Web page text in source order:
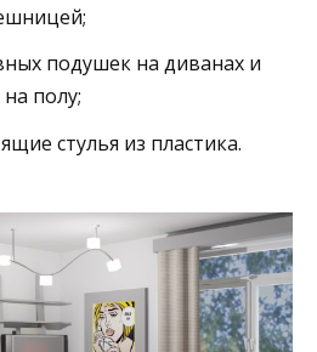
подушек на диванах и
полу;
стулья из пластика.